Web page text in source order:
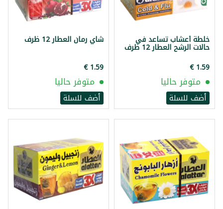
خلطة أعشاب تساعد في
حالات الرشح العطار 12 ظرف
متوفر حاليا
أضف للسلة
شاي رمان العطار 12 ظرف
متوفر حاليا
أضف للسلة